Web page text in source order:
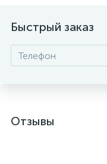
Быстрый заказ
Отзывы